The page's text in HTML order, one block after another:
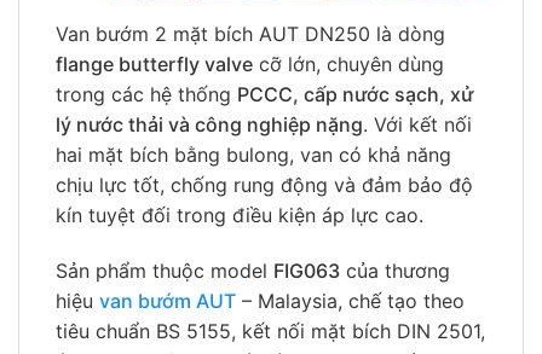
Van bướm 2 mặt bích AUT DN250 là dòng
flange butterfly valve cỡ lớn, chuyên dùng
trong các hệ thống PCCC, cấp nước sạch, xử
lý nước thải và công nghiệp nặng. Với kết nối
hai mặt bích bằng bulong, van có khả năng
chịu lực tốt, chống rung động và đảm bảo độ
kín tuyệt đối trong điều kiện áp lực cao.
Sản phẩm thuộc model FIG063 của thương
hiệu van bướm AUT – Malaysia, chế tạo theo
tiêu chuẩn BS 5155, kết nối mặt bích DIN 2501,